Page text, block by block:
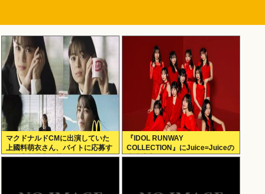
マクドナルドCMに出演していた
上國料萌衣さん、バイトに応募す
るも書類選考で落ちる
『IDOL RUNWAY
COLLECTION』にJuice=Juiceの
出演決定